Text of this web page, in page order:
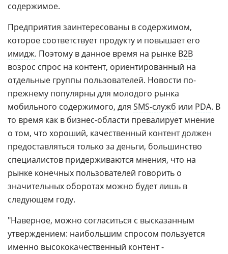
содержимое.
Предприятия заинтересованы в содержимом,
которое соответствует продукту и повышает его
имидж. Поэтому в данное время на рынке B2B
возрос спрос на контент, ориентированный на
отдельные группы пользователей. Новости по-
прежнему популярны для молодого рынка
мобильного содержимого, для SMS-служб или PDA. В
то время как в бизнес-области превалирует мнение
о том, что хороший, качественный контент должен
предоставляться только за деньги, большинство
специалистов придерживаются мнения, что на
рынке конечных пользователей говорить о
значительных оборотах можно будет лишь в
следующем году.
"Наверное, можно согласиться с высказанным
утверждением: наибольшим спросом пользуется
именно высококачественный контент -